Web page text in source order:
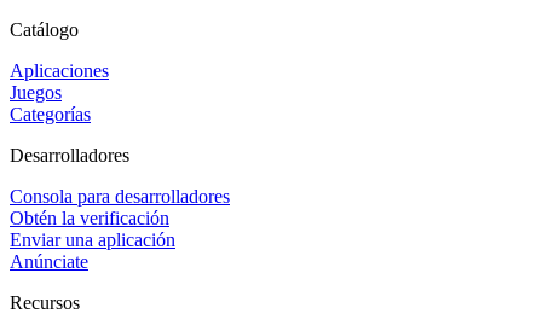
Catálogo
Aplicaciones
Juegos
Categorías
Desarrolladores
Consola para desarrolladores
Obtén la verificación
Enviar una aplicación
Anúnciate
Recursos